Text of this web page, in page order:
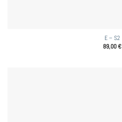
E – S2
89,00€